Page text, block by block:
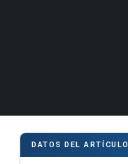
DATOS DEL ARTÍCULO